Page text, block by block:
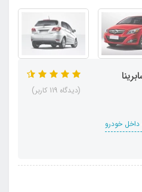
خودرو
(دیدگاه 119 کاربر)